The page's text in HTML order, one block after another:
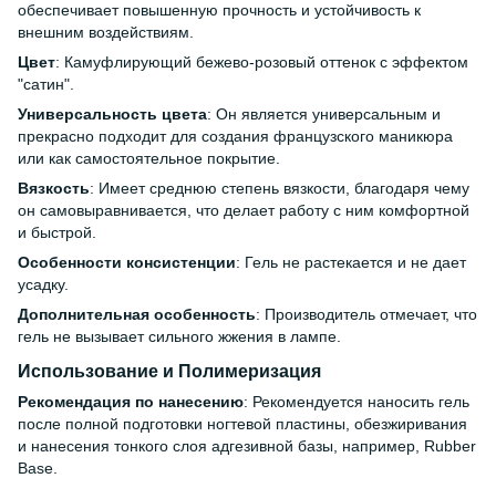
обеспечивает повышенную прочность и устойчивость к
внешним воздействиям.
Цвет: Камуфлирующий бежево-розовый оттенок с эффектом
"сатин".
Универсальность цвета: Он является универсальным и
прекрасно подходит для создания французского маникюра
или как самостоятельное покрытие.
Вязкость: Имеет среднюю степень вязкости, благодаря чему
он самовыравнивается, что делает работу с ним комфортной
и быстрой.
Особенности консистенции: Гель не растекается и не дает
усадку.
Дополнительная особенность: Производитель отмечает, что
гель не вызывает сильного жжения в лампе.
Использование и Полимеризация
Рекомендация по нанесению: Рекомендуется наносить гель
после полной подготовки ногтевой пластины, обезжиривания
и нанесения тонкого слоя адгезивной базы, например, Rubber
Base.